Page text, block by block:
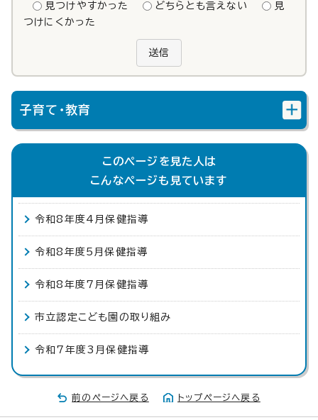
見つけやすかった どちらとも言えない
見
つけにくかった
送信
子育て・教育
このページを見た人は
こんなページも見ています
令和8年度4月保健指導
令和8年度5月保健指導
令和8年度7月保健指導
市立認定こども園の取り組み
令和7年度3月保健指導
前のページへ戻る トップページへ戻る